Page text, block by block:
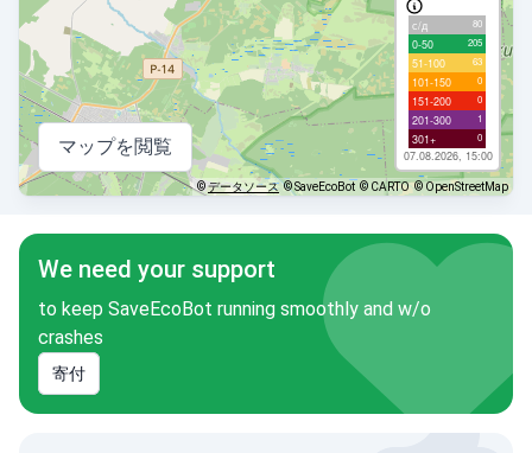
с/д 80
0-50 205
51-100 63
101-150 0
151-200 0
201-300 1
301+ 0
07.08.2026, 15:00
マップを閲覧
©データソース © SaveEcoBot © CARTO © OpenStreetMap
We need your support
to keep SaveEcoBot running smoothly and w/o
crashes
寄付